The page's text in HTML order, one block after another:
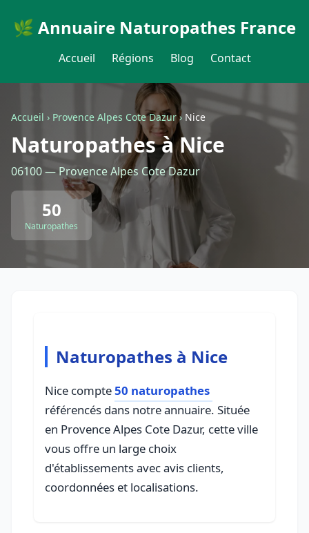
🌿 Annuaire Naturopathes France
Accueil Régions Blog Contact
Accueil › Provence Alpes Cote Dazur› Nice
Naturopathes à Nice
06100 — Provence Alpes Cote Dazur
50
Naturopathes
Naturopathes à Nice
Nice compte50 naturopathes
référencés dans notre annuaire. Située
en Provence Alpes Cote Dazur, cette ville
vous offre un large choix
d'établissements avec avis clients,
coordonnées et localisations.